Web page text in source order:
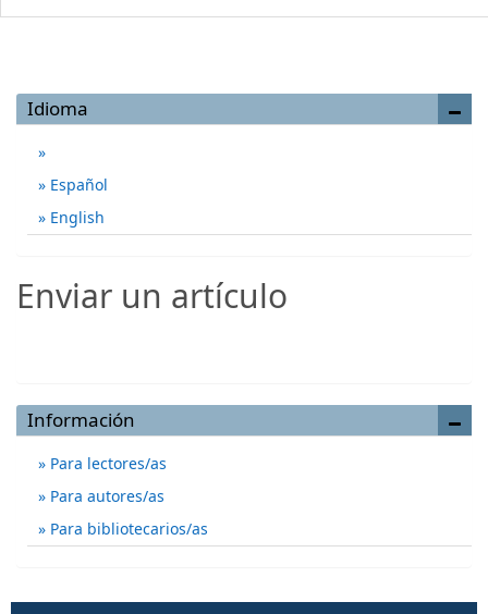
Idioma
Español
English
Enviar un artículo
Información
Para lectores/as
Para autores/as
Para bibliotecarios/as